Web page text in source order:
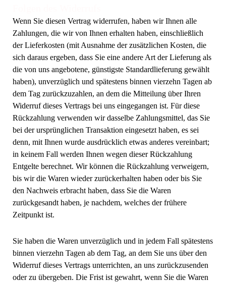
Wenn Sie diesen Vertrag widerrufen, haben wir Ihnen alle
Zahlungen, die wir von Ihnen erhalten haben, einschließlich
der Lieferkosten (mit Ausnahme der zusätzlichen Kosten, die
sich daraus ergeben, dass Sie eine andere Art der Lieferung als
die von uns angebotene, günstigste Standardlieferung gewählt
haben), unverzüglich und spätestens binnen vierzehn Tagen ab
dem Tag zurückzuzahlen, an dem die Mitteilung über Ihren
Widerruf dieses Vertrags bei uns eingegangen ist. Für diese
Rückzahlung verwenden wir dasselbe Zahlungsmittel, das Sie
bei der ursprünglichen Transaktion eingesetzt haben, es sei
denn, mit Ihnen wurde ausdrücklich etwas anderes vereinbart;
in keinem Fall werden Ihnen wegen dieser Rückzahlung
Entgelte berechnet. Wir können die Rückzahlung verweigern,
bis wir die Waren wieder zurückerhalten haben oder bis Sie
den Nachweis erbracht haben, dass Sie die Waren
zurückgesandt haben, je nachdem, welches der frühere
Zeitpunkt ist.
Sie haben die Waren unverzüglich und in jedem Fall spätestens
binnen vierzehn Tagen ab dem Tag, an dem Sie uns über den
Widerruf dieses Vertrags unterrichten, an uns zurückzusenden
oder zu übergeben. Die Frist ist gewahrt, wenn Sie die Waren